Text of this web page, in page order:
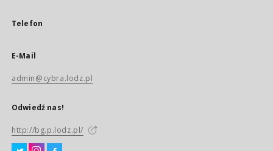
Telefon
E-Mail
admin@cybra.lodz.pl
Odwiedź nas!
http://bg.p.lodz.pl/